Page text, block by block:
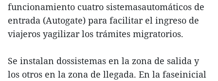
funcionamiento cuatro sistemasautomáticos de
entrada (Autogate) para facilitar el ingreso de
viajeros yagilizar los trámites migratorios.
Se instalan dossistemas en la zona de salida y
los otros en la zona de llegada. En la faseinicial